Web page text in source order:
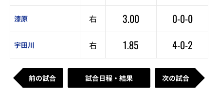
漆原 右 3.00 0-0-0
宇田川 右 1.85 4-0-2
前の試合 試合日程・結果 次の試合